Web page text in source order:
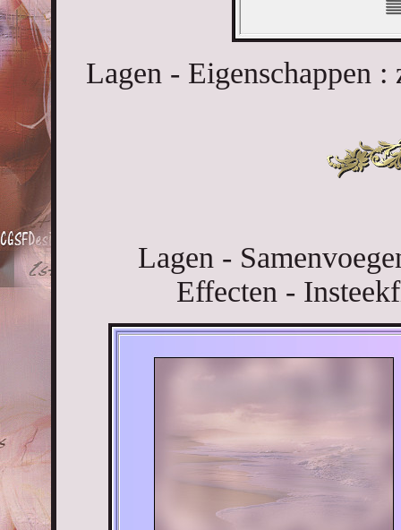
Lagen - Eigenschappen
Lagen -
Effecten -